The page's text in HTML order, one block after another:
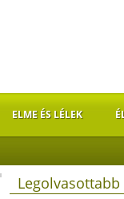
ELME ÉS LÉLEK